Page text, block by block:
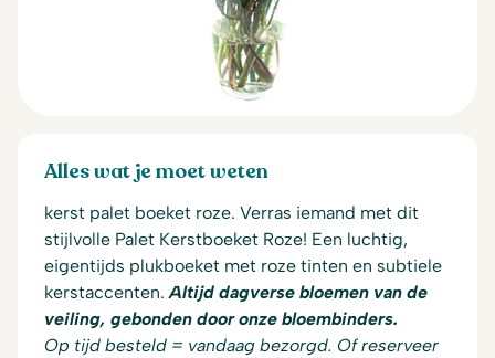
Alles wat je moet weten
kerst palet boeket roze. Verras iemand met dit
stijlvolle Palet Kerstboeket Roze! Een luchtig,
eigentijds plukboeket met roze tinten en subtiele
kerstaccenten.Altijd dagverse bloemen van de
veiling, gebonden door onze bloembinders.
Op tijd besteld = vandaag bezorgd. Of reserveer